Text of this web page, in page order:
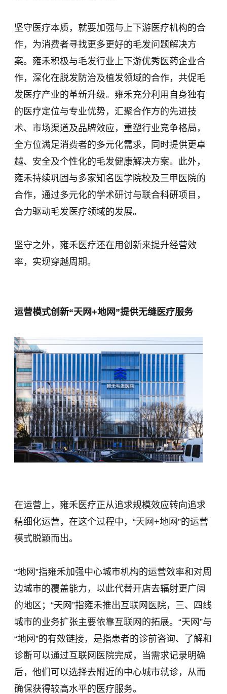
坚守医疗本质，就要加强与上下游医疗机构的合
作，为消费者寻找更多更好的毛发问题解决方
案。雍禾积极与毛发行业上下游优秀医药企业合
作，深化在脱发防治及植发领域的合作，共促毛
发医疗产业的革新升级。雍禾充分利用自身独有
的医疗定位与专业优势，汇聚合作方的先进技
术、市场渠道及品牌效应，重塑行业竞争格局，
全方位满足消费者的多元化需求，同时提供更卓
越、安全及个性化的毛发健康解决方案。此外，
雍禾持续巩固与多家知名医学院校及三甲医院的
合作，通过多元化的学术研讨与联合科研项目，
合力驱动毛发医疗领域的发展。
坚守之外，雍禾医疗还在用创新来提升经营效
率，实现穿越周期。
运营模式创新“天网+地网”提供无缝医疗服务
在运营上，雍禾医疗正从追求规模效应转向追求
精细化运营，在这个过程中，“天网+地网”的运营
模式脱颖而出。
“地网”指雍禾加强中心城市机构的运营效率和对周
边城市的覆盖能力，以此代替开店去辐射更广阔
的地区；“天网”指雍禾推出互联网医院，三、四线
城市的业务扩张主要依靠互联网的拓展。“天网”与
“地网”的有效链接，是指患者的诊前咨询、了解和
诊断可以通过互联网医院完成，当需求记录明确
后，他们可以选择去附近的中心城市就诊，从而
确保获得较高水平的医疗服务。